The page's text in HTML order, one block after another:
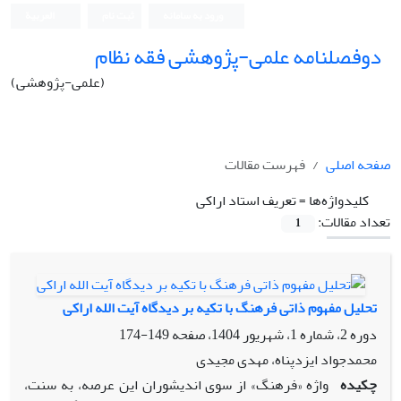
دوفصلنامه علمی-پژوهشی فقه نظام
(علمی-پژوهشی)
صفحه اصلی
فهرست مقالات
کلیدواژه‌ها =تعریف استاد اراکی
تعداد مقالات:
1
تحلیل مفهوم ذاتی فرهنگ با تکیه بر دیدگاه آیت الله اراکی
دوره 2، شماره 1، شهریور 1404، صفحه
149-174
محمدجواد ایزدپناه، مهدی مجیدی
چکیده واژه «فرهنگ» از سوی اندیش‏وران این عرصه، به سنت،